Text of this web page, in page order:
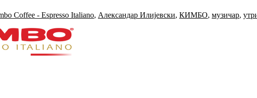
Coffee - Espresso Italiano, Александар Илијевски, КИМБО, музичар,